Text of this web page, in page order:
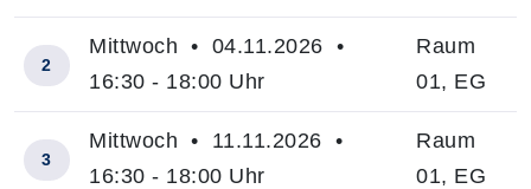
2
Mittwoch • 04.11.2026 •
16:30 - 18:00 Uhr
Raum
01, EG
3
Mittwoch • 11.11.2026 •
16:30 - 18:00 Uhr
Raum
01, EG